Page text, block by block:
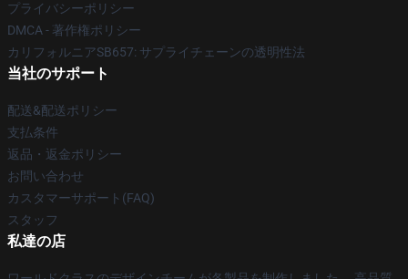
プライバシーポリシー
DMCA - 著作権ポリシー
カリフォルニアSB657: サプライチェーンの透明性法
当社のサポート
配送&配送ポリシー
支払条件
返品・返金ポリシー
お問い合わせ
カスタマーサポート(FAQ)
スタッフ
私達の店